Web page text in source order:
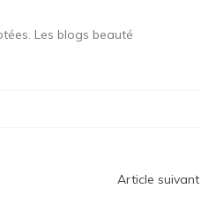
Les blogs beauté
Article suivant